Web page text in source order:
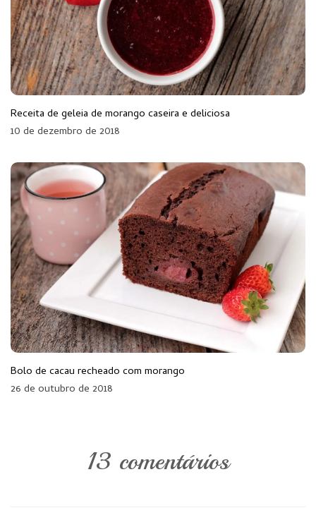
Receita de geleia de morango caseira e deliciosa
10 de dezembro de 2018
Bolo de cacau recheado com morango
26 de outubro de 2018
13 comentários